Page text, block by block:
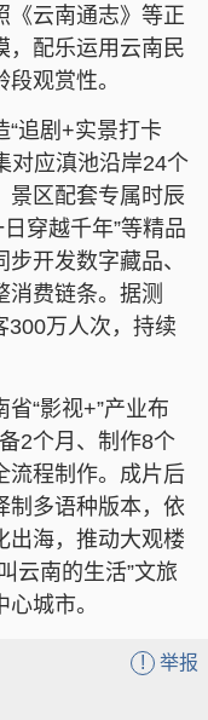
《云南通志》等正
，配乐运用云南民
观赏性。
追剧+实景打卡
对应滇池沿岸24个
景区配套专属时辰
穿越千年”等精品
开发数字藏品、
消费链条。据测
300万人次，持续
“影视+”产业布
2个月、制作8个
流程制作。成片后
制多语种版本，依
出海，推动大观楼
云南的生活”文旅
城市。
! 举报